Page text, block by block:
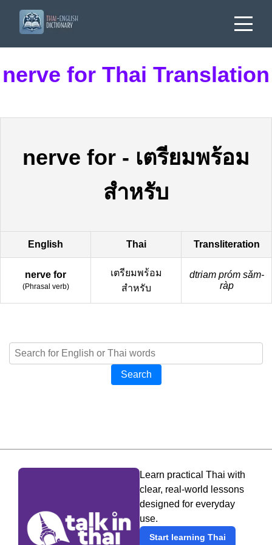
nerve for Thai Translation
nerve for - เตรียมพร้อม
สำหรับ
English Thai Transliteration
nerve for
(Phrasal verb)
เตรียมพร้อม
สำหรับ
dtriam próm sǎm-
ràp
Search
Learn practical Thai with
clear, real-world lessons
designed for everyday
use.
Start learning Thai